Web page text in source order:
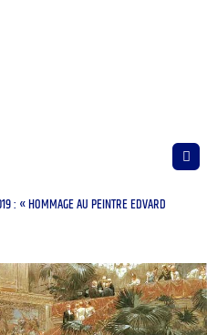
: « HOMMAGE AU PEINTRE EDVARD